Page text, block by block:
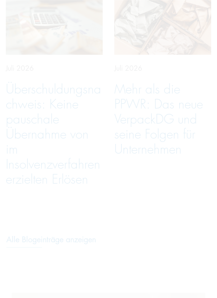
Überschuldungsna
chweis: Keine
pauschale
Übernahme von
im
Insolvenzverfahren
erzielten Erlösen
Mehr als die
PPWR: Das neue
VerpackDG und
seine Folgen für
Unternehmen
Alle Blogeinträge anzeigen